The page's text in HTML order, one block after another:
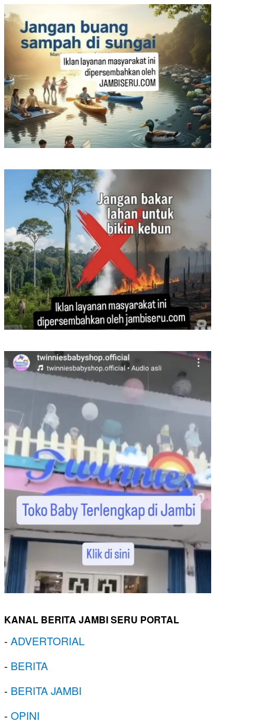
KANAL BERITA JAMBI SERU PORTAL
-ADVERTORIAL
- BERITA
- BERITA JAMBI
-OPINI